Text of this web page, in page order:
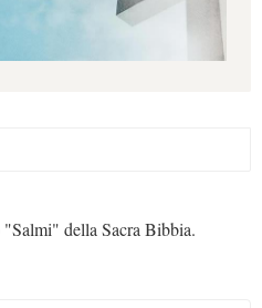
della Sacra Bibbia.